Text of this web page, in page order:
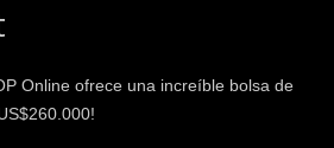
Online ofrece una increíble bolsa de